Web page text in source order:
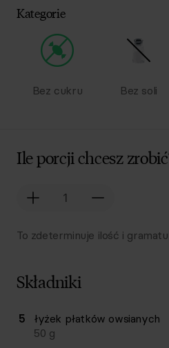
Kategorie
Bez cukru Bez soli
Ile porcji chcesz
To zdeterminuje ilość i
Składniki
Lista składników przepisu
Ilość Składnik
5 łyżek płatków owsianych
50 g